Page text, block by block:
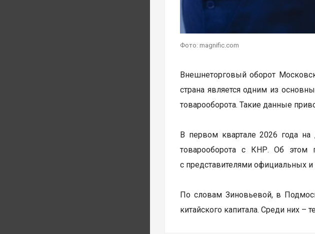
Фото: magnific.com
Внешнеторговый оборот
страна является одним из
товарооборота. Такие данные
В первом квартале 2026 года
товарооборота с КНР. Об этом
с представителями официальных
По словам Зиновьевой, в
китайского капитала. Среди них –